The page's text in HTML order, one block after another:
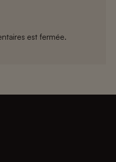
est fermée.